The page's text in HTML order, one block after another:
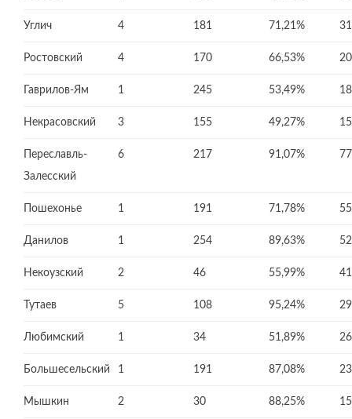
Углич 4 181 71,21%
Ростовский 4 170 66,53%
Гаврилов-Ям 1 245 53,49%
Некрасовский 3 155 49,27%
Переславль-
Залесский
6 217 91,07%
Пошехонье 1 191 71,78%
Данилов 1 254 89,63%
Некоузский 2 46 55,99%
Тутаев 5 108 95,24%
Любимский 1 34 51,89%
Большесельский 1 191 87,08%
Мышкин 2 30 88,25%